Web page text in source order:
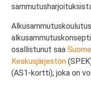
osallistunut saa
Keskusjärjestön
(AS1-kortti), joka on